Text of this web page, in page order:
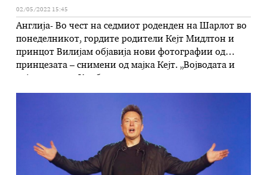
02/05/2022 15:45
Англија- Во чест на седмиот роденден на Шарлот во
понеделникот, гордите родители Кејт Мидлтон и
принцот Вилијам објавија нови фотографии од
принцезата – снимени од мајка Кејт. „Војводата и
три нови фотографии од принцезата Шарлот пред
нејзиниот седми роденден утре“, се вели во
соопштението на парот во неделата. Слатките …